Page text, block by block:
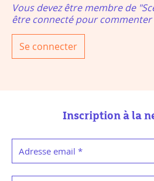
Vous devez être membre de
être connecté pour commenter
Se connecter
Inscription à la
Adresse email *